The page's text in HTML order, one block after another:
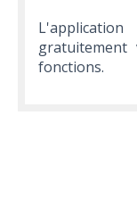
gratuitement
fonctions.